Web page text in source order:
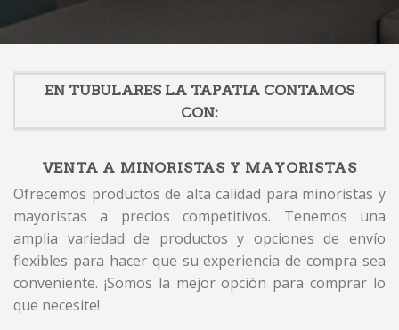
EN TUBULARES LA TAPATIA CONTAMOS
CON:
VENTA A MINORISTAS Y MAYORISTAS
Ofrecemos productos de alta calidad para minoristas y
mayoristas a precios competitivos. Tenemos una
amplia variedad de productos y opciones de envío
flexibles para hacer que su experiencia de compra sea
conveniente. ¡Somos la mejor opción para comprar lo
que necesite!